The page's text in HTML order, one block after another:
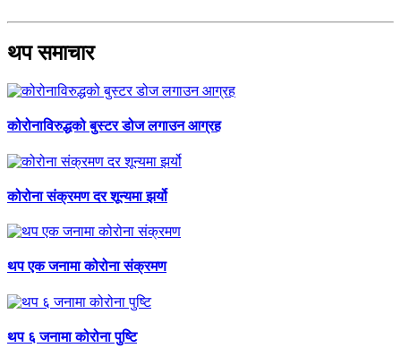
थप समाचार
कोरोनाविरुद्धको बुस्टर डोज लगाउन आग्रह
कोरोना संक्रमण दर शून्यमा झर्यो
थप एक जनामा कोरोना संक्रमण
थप ६ जनामा कोरोना पुष्टि